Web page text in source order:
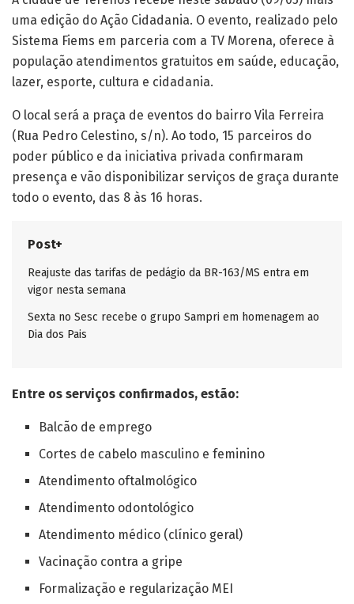
uma edição do Ação Cidadania. O evento, realizado pelo
Sistema Fiems em parceria com a TV Morena, oferece à
população atendimentos gratuitos em saúde, educação,
lazer, esporte, cultura e cidadania.
O local será a praça de eventos do bairro Vila Ferreira
(Rua Pedro Celestino, s/n). Ao todo, 15 parceiros do
poder público e da iniciativa privada confirmaram
presença e vão disponibilizar serviços de graça durante
todo o evento, das 8 às 16 horas.
Post+
Reajuste das tarifas de pedágio da BR-163/MS entra em
vigor nesta semana
Sexta no Sesc recebe o grupo Sampri em homenagem ao
Dia dos Pais
Entre os serviços confirmados, estão:
Balcão de emprego
Cortes de cabelo masculino e feminino
Atendimento oftalmológico
Atendimento odontológico
Atendimento médico (clínico geral)
Vacinação contra a gripe
Formalização e regularização MEI